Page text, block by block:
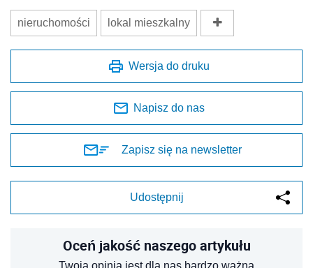
nieruchomości lokal mieszkalny
Wersja do druku
Napisz do nas
Zapisz się na newsletter
Udostępnij
Oceń jakość naszego artykułu